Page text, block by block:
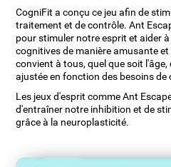
CogniFit a conçu ce jeu afin de
traitement et de contrôle. Ant
pour stimuler notre esprit et aider
cognitives de manière amusante
convient à tous, quel que soit
ajustée en fonction des besoins de
Les jeux d'esprit comme Ant
d'entraîner notre inhibition et de
grâce à la neuroplasticité.